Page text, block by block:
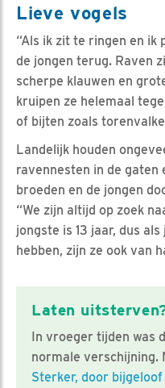
Lieve vogels
“Als ik zit te ringen en ik
de jongen terug. Raven
scherpe klauwen en
kruipen ze helemaal
of bijten zoals
Landelijk houden
ravennesten in de
broeden en de jongen
“We zijn altijd op zoek
jongste is 13 jaar, dus
hebben, zijn ze ook van
Laten
In vroeger tijden was
normale verschijning.
Sterker, door